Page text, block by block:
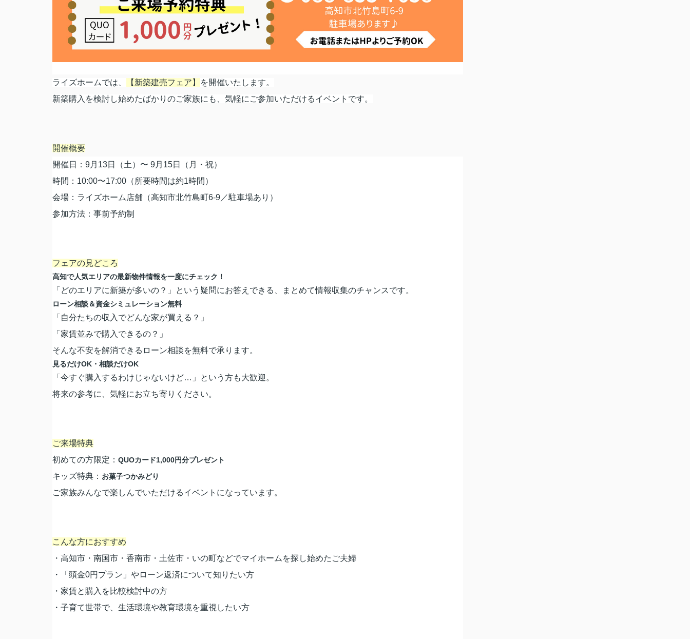
ライズホームでは、 【新築建売フェア】
を開催いたします。
新築購入を検討し始めたばかりのご家族にも、気軽にご参加いただけるイベントです。
開催概要
開催日：9月13日（土）〜 9月15日（月・祝）
時間：10:00〜17:00（所要時間は約1時間）
会場：ライズホーム店舗（高知市北竹島町6-9／駐車場あり）
参加方法：事前予約制
フェアの見どころ
高知で人気エリアの最新物件情報を一度にチェック！
「どのエリアに新築が多いの？」という疑問にお答えできる、まとめて情報収集のチャンスです。
ローン相談＆資金シミュレーション無料
「自分たちの収入でどんな家が買える？」
「家賃並みで購入できるの？」
そんな不安を解消できるローン相談を無料で承ります。
見るだけOK・相談だけOK
「今すぐ購入するわけじゃないけど…」という方も大歓迎。
将来の参考に、気軽にお立ち寄りください。
ご来場特典
初めての方限定： QUOカード1,000円分プレゼント
キッズ特典： お菓子つかみどり
ご家族みんなで楽しんでいただけるイベントになっています。
こんな方におすすめ
・高知市・南国市・香南市・土佐市・いの町などでマイホームを探し始めたご夫婦
・「頭金0円プラン」やローン返済について知りたい方
・家賃と購入を比較検討中の方
・子育て世帯で、生活環境や教育環境を重視したい方